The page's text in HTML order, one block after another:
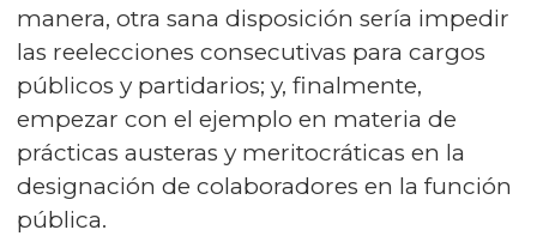
manera, otra sana disposición sería impedir
las reelecciones consecutivas para cargos
públicos y partidarios; y, finalmente,
empezar con el ejemplo en materia de
prácticas austeras y meritocráticas en la
designación de colaboradores en la función
pública.